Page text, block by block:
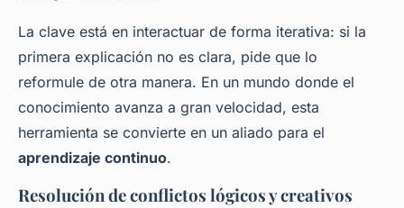
La clave está en interactuar de forma iterativa: si la
primera explicación no es clara, pide que lo
reformule de otra manera. En un mundo donde el
conocimiento avanza a gran velocidad, esta
herramienta se convierte en un aliado para el
aprendizaje continuo.
Resolución de conflictos lógicos y creativos